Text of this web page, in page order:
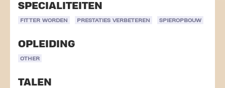
SPECIALITEITEN
FITTER WORDEN PRESTATIES VERBETEREN SPIEROPBOUW
OPLEIDING
OTHER
TALEN